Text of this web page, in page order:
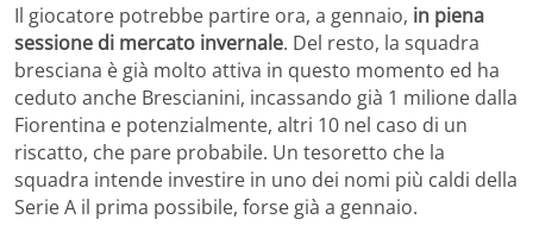
Il giocatore potrebbe partire ora, a gennaio, in piena
sessione di mercato invernale. Del resto, la squadra
bresciana è già molto attiva in questo momento ed ha
ceduto anche Brescianini, incassando già 1 milione dalla
Fiorentina e potenzialmente, altri 10 nel caso di un
riscatto, che pare probabile. Un tesoretto che la
squadra intende investire in uno dei nomi più caldi della
Serie A il prima possibile, forse già a gennaio.